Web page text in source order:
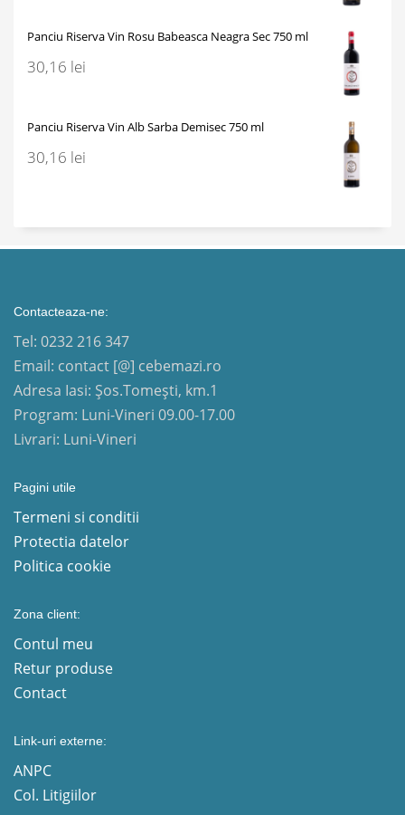
Panciu Riserva Vin Rosu Babeasca Neagra Sec 750 ml
30,16 lei
Panciu Riserva Vin Alb Sarba Demisec 750 ml
30,16 lei
Contacteaza-ne:
Tel: 0232 216 347
Email: contact [@] cebemazi.ro
Adresa Iasi: Șos.Tomești, km.1
Program: Luni-Vineri 09.00-17.00
Livrari: Luni-Vineri
Pagini utile
Termeni si conditii
Protectia datelor
Politica cookie
Zona client:
Contul meu
Retur produse
Contact
Link-uri externe:
ANPC
Col. Litigiilor